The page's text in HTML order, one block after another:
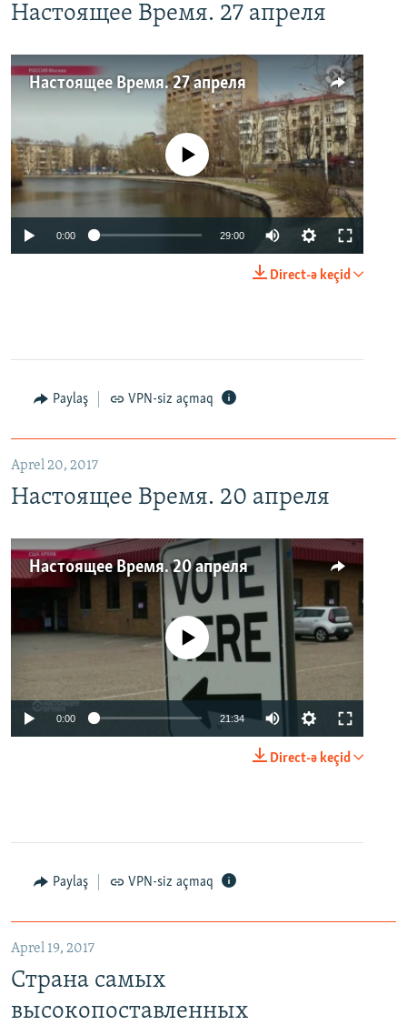
Настоящее Время. 27 апреля
Настоящее Время. 27 апреля
No media source currently available
0:00 29:00
Direct-ə keçid
Paylaş VPN-siz açmaq
Aprel 20, 2017
Настоящее Время. 20 апреля
Настоящее Время. 20 апреля
No media source currently available
0:00 21:34
Direct-ə keçid
Paylaş VPN-siz açmaq
Aprel 19, 2017
Страна самых
высокопоставленных